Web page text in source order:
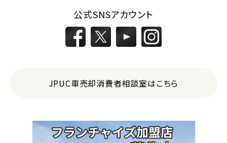
公式SNSアカウント
JPUC車売却消費者相談室はこちら